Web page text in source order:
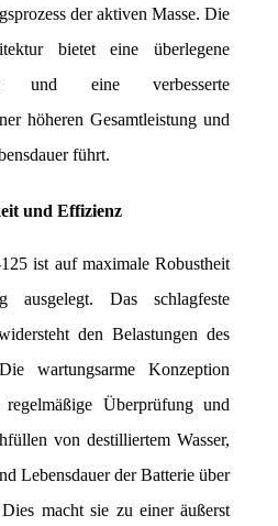
der aktiven Masse. Die
bietet eine überlegene
und eine verbesserte
höheren Gesamtleistung und
führt.
und Effizienz
ist auf maximale Robustheit
ausgelegt. Das schlagfeste
den Belastungen des
wartungsarme Konzeption
Überprüfung und
von destilliertem Wasser,
Lebensdauer der Batterie über
macht sie zu einer äußerst